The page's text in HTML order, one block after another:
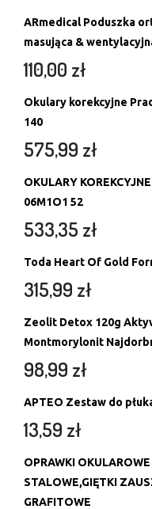
ARmedical Poduszka
masująca &
110,00 zł
Okulary korekcyjne
140
575,99 zł
OKULARY
06M1O1 52
533,35 zł
Toda Heart Of Gold
315,99 zł
Zeolit Detox 120g
Montmorylonit
98,99 zł
APTEO Zestaw do
13,59 zł
OPRAWKI
STALOWE,GIĘTKI
GRAFITOWE